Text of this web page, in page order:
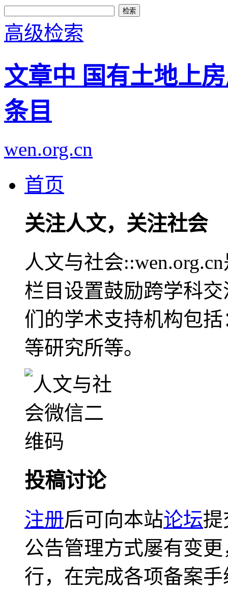
高级检索
文章中 国有土地上
条目
wen.org.cn
首页
关注人文，关注社会
人文与社会
栏目设置鼓励跨学科
们的学术支持机构包
等研究所等。
投稿讨论
注册后可向本站论坛提
公告管理方式屡有变
行，在完成各项备案